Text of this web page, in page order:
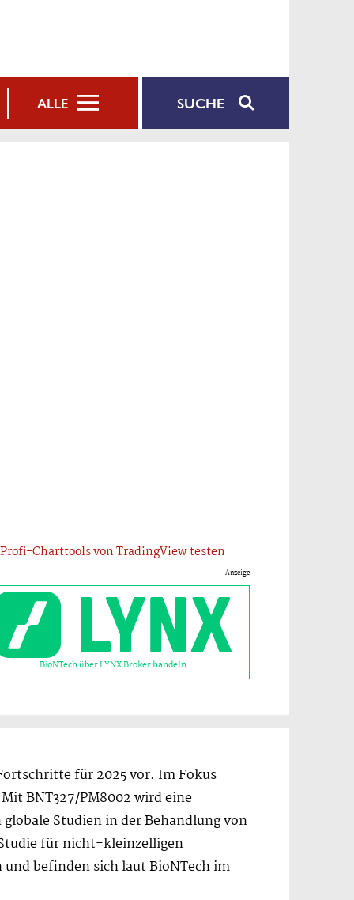
SUCHE
ALLE
Profi-Charttools von TradingView testen
Anzeige
BioNTech über LYNX Broker handeln
für 2025 vor. Im Fokus
BNT327/PM8002 wird eine
Studien in der Behandlung von
für nicht-kleinzelligen
befinden sich laut BioNTech im